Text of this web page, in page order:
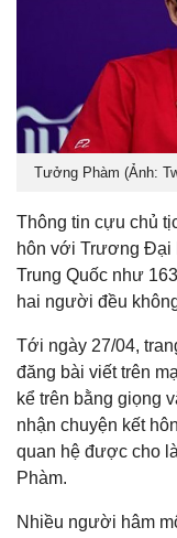
Tưởng Phàm (Ảnh:
Thông tin cựu chủ
hôn với Trương Đại
Trung Quốc như
hai người đều
Tới ngày 27/04,
đăng bài viết trên
kể trên bằng giọng
nhận chuyện kết
quan hệ được cho
Phàm.
Nhiều người hâm